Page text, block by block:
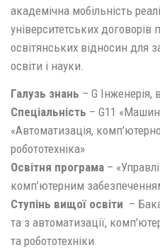
академічна мобільність
університетських
освітянських відносин для
освіти і науки.
Галузь знань – G
Спеціальність – G11
«Автоматизація,
робототехніка»
Освітня програма –
комп’ютерним
Ступінь вищої освіти –
та з автоматизації,
та робототехніки